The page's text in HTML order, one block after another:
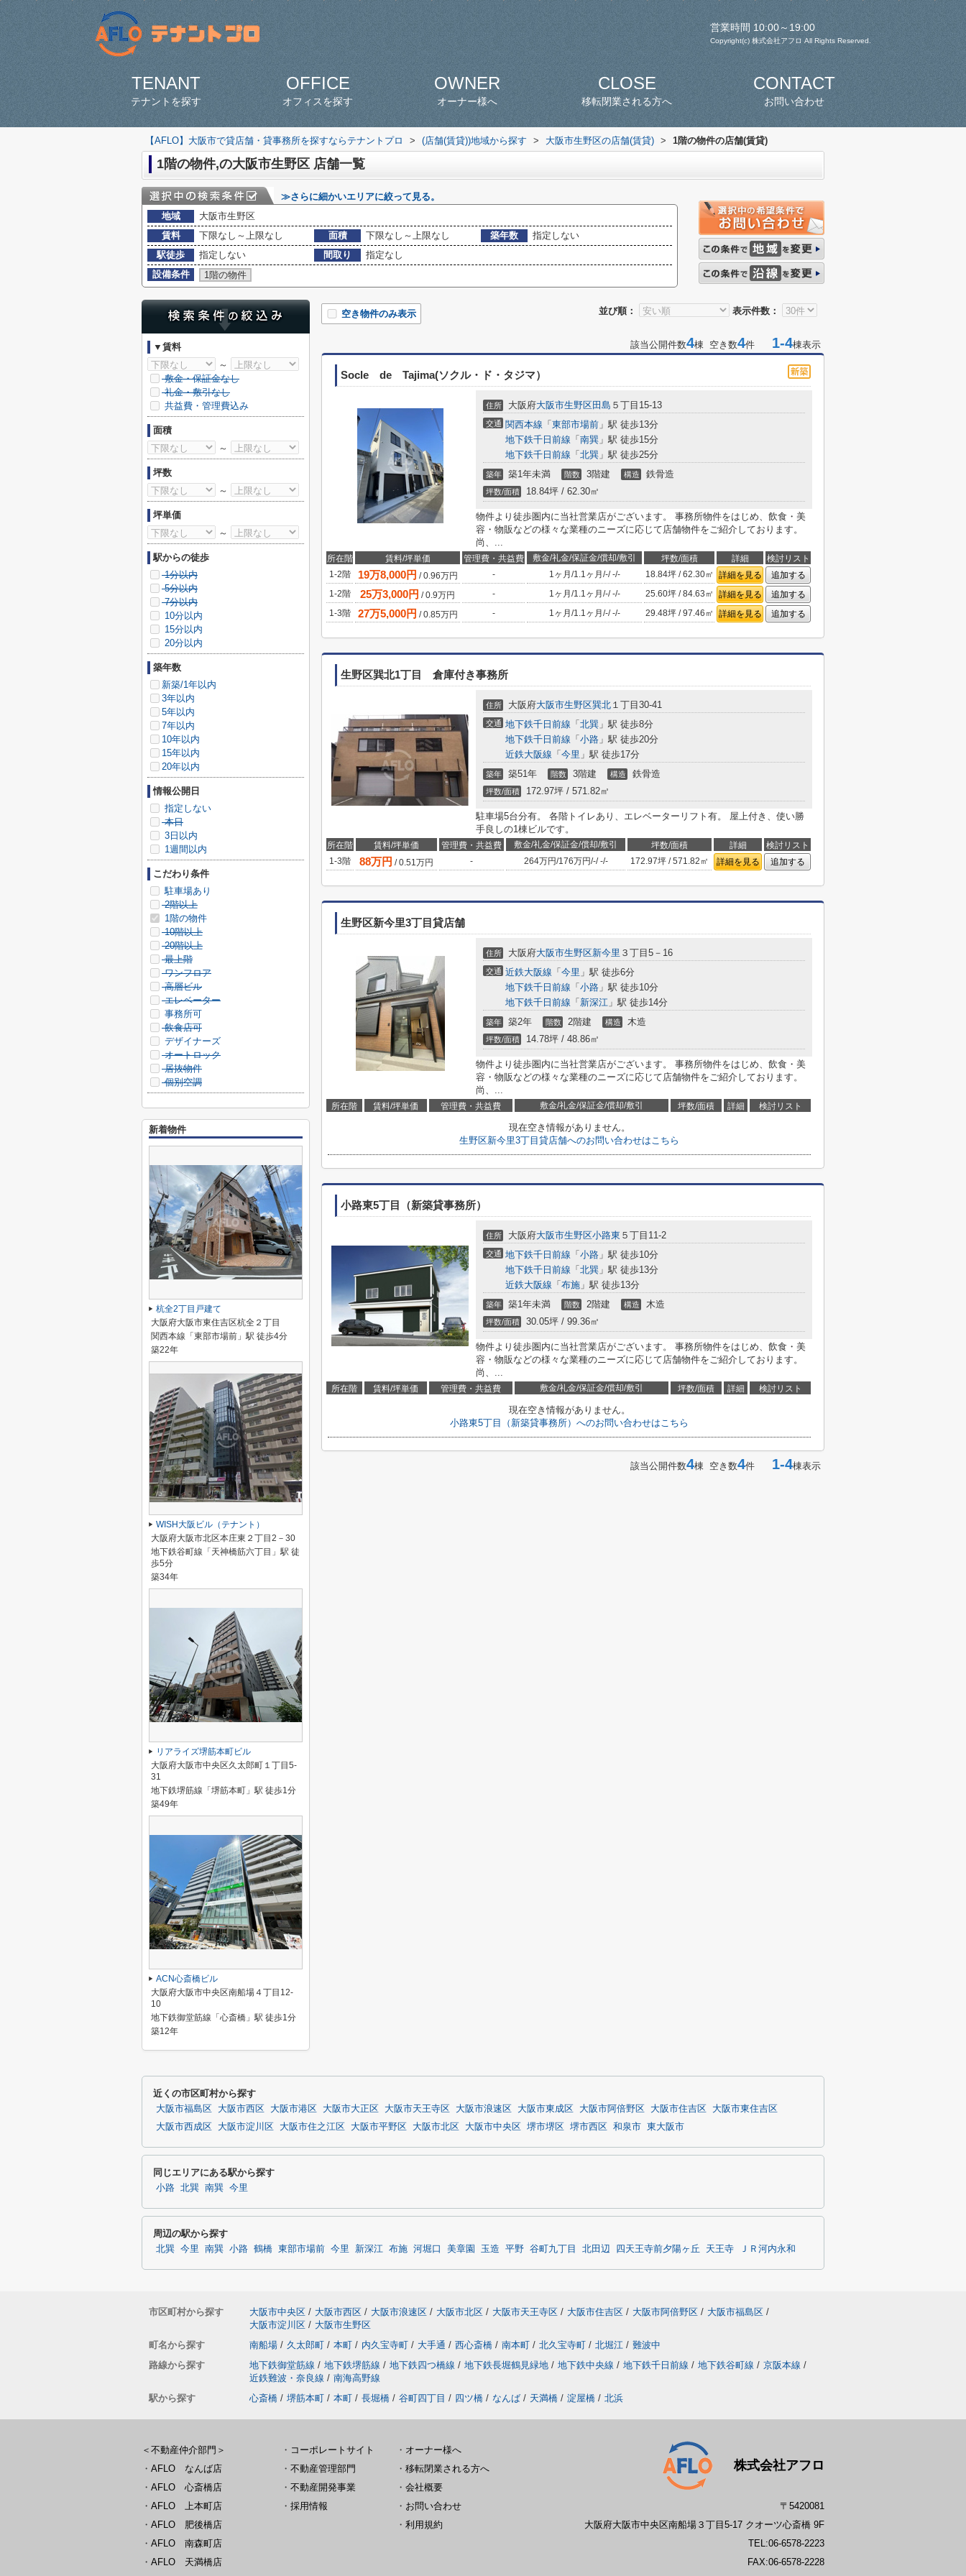
営業時間 10:00～19:00
Copyright(c) 株式会社アフロ All Rights Reserved.
TENANT
テナントを探す
OFFICE
オフィスを探す
OWNER
オーナー様へ
CLOSE
移転閉業される方へ
CONTACT
お問い合わせ
【AFLO】大阪市で貸店舗・貸事務所を探すならテナントプロ > (店舗(賃貸))地域から探す > 大阪市生野区の店舗(賃貸) > 1階の物件の店舗(賃貸)
1階の物件,の大阪市生野区 店舗一覧
≫さらに細かいエリアに絞って見る。
地域
大阪市生野区
賃料
下限なし～上限なし 面積 下限なし～上限なし 築年数
指定しない
駅徒歩
指定しない 間取り
指定なし
設備条件
1階の物件
並び順： 表示件数：
空き物件のみ表示
該当公開件数4棟 空き数4件 1-4棟表示
Socle de Tajima(ソクル・ド・タジマ）
住所 大阪府大阪市生野区田島 ５丁目15-13
交通 関西本線 「 東部市場前 」駅 徒歩13分
地下鉄千日前線 「 南巽 」駅 徒歩15分
地下鉄千日前線 「 北巽 」駅 徒歩25分
築年 築1年未満 階数 3階建 構造 鉄骨造
坪数/面積 18.84坪 / 62.30㎡
物件より徒歩圏内に当社営業店がございます。 事務所物件をはじめ、飲食・美
容・物販などの様々な業種のニーズに応じて店舗物件をご紹介しております。
尚、...
所在階 賃料/坪単価 管理費・共益費 敷金/礼金/保証金/償却/敷引 坪数/面積 詳細
検討リスト
1-2階
19万8,000円 /0.96万円 - 1ヶ月 /1.1ヶ月 /-/-/- 18.84坪 / 62.30㎡ 詳細を見る
追加する
1-2階
25万3,000円 /0.9万円 - 1ヶ月 /1.1ヶ月 /-/-/- 25.60坪 / 84.63㎡ 詳細を見る
追加する
1-3階
27万5,000円 /0.85万円 - 1ヶ月 /1.1ヶ月 /-/-/- 29.48坪 / 97.46㎡ 詳細を見る 追加する
生野区巽北1丁目 倉庫付き事務所
住所 大阪府大阪市生野区巽北 １丁目30-41
交通 地下鉄千日前線 「 北巽 」駅 徒歩8分
地下鉄千日前線 「 小路 」駅 徒歩20分
近鉄大阪線 「 今里 」駅 徒歩17分
築年 築51年 階数 3階建 構造 鉄骨造
坪数/面積 172.97坪 / 571.82㎡
駐車場5台分有。 各階トイレあり、エレベーターリフト有。 屋上付き、使い勝
手良しの1棟ビルです。
所在階 賃料/坪単価 管理費・共益費 敷金/礼金/保証金/償却/敷引 坪数/面積 詳細
検討リスト
1-3階
88万円 /0.51万円 - 264万円/176万円/-/-/- 172.97坪 / 571.82㎡ 詳細を見る 追加する
生野区新今里3丁目貸店舗
住所 大阪府大阪市生野区新今里 ３丁目5－16
交通 近鉄大阪線 「 今里 」駅 徒歩6分
地下鉄千日前線 「 小路 」駅 徒歩10分
地下鉄千日前線 「 新深江 」駅 徒歩14分
築年 築2年 階数 2階建 構造 木造
坪数/面積 14.78坪 / 48.86㎡
物件より徒歩圏内に当社営業店がございます。 事務所物件をはじめ、飲食・美
容・物販などの様々な業種のニーズに応じて店舗物件をご紹介しております。
尚、...
所在階 賃料/坪単価 管理費・共益費 敷金/礼金/保証金/償却/敷引 坪数/面積 詳細 検討リスト
現在空き情報がありません。
生野区新今里3丁目貸店舗へのお問い合わせはこちら
小路東5丁目（新築貸事務所）
住所 大阪府大阪市生野区小路東 ５丁目11-2
交通 地下鉄千日前線 「 小路 」駅 徒歩10分
地下鉄千日前線 「 北巽 」駅 徒歩13分
近鉄大阪線 「 布施 」駅 徒歩13分
築年 築1年未満 階数 2階建 構造 木造
坪数/面積 30.05坪 / 99.36㎡
物件より徒歩圏内に当社営業店がございます。 事務所物件をはじめ、飲食・美
容・物販などの様々な業種のニーズに応じて店舗物件をご紹介しております。
尚、...
所在階 賃料/坪単価 管理費・共益費 敷金/礼金/保証金/償却/敷引 坪数/面積 詳細 検討リスト
現在空き情報がありません。
小路東5丁目（新築貸事務所）へのお問い合わせはこちら
該当公開件数4棟 空き数4件 1-4棟表示
▼賃料
～
敷金・保証金なし
礼金・敷引なし
共益費・管理費込み
面積
～
坪数
～
坪単価
～
駅からの徒歩
1分以内
5分以内
7分以内
10分以内
15分以内
20分以内
築年数
新築/1年以内
3年以内
5年以内
7年以内
10年以内
15年以内
20年以内
情報公開日
指定しない
本日
3日以内
1週間以内
こだわり条件
駐車場あり
2階以上
1階の物件
10階以上
20階以上
最上階
ワンフロア
高層ビル
エレベーター
事務所可
飲食店可
デザイナーズ
オートロック
居抜物件
個別空調
新着物件
杭全2丁目戸建て
大阪府大阪市東住吉区杭全２丁目
関西本線「東部市場前」駅 徒歩4分
築22年
WISH大阪ビル（テナント）
大阪府大阪市北区本庄東２丁目2－30
地下鉄谷町線「天神橋筋六丁目」駅 徒
歩5分
築34年
リアライズ堺筋本町ビル
大阪府大阪市中央区久太郎町１丁目5-
31
地下鉄堺筋線「堺筋本町」駅 徒歩1分
築49年
ACN心斎橋ビル
大阪府大阪市中央区南船場４丁目12-
10
地下鉄御堂筋線「心斎橋」駅 徒歩1分
築12年
近くの市区町村から探す
大阪市福島区 大阪市西区 大阪市港区 大阪市大正区 大阪市天王寺区 大阪市浪速区 大阪市東成区 大阪市阿倍野区 大阪市住吉区
大阪市東住吉区
大阪市西成区
大阪市淀川区 大阪市住之江区 大阪市平野区 大阪市北区 大阪市中央区 堺市堺区 堺市西区 和泉市 東大阪市
同じエリアにある駅から探す
小路 北巽 南巽 今里
周辺の駅から探す
北巽 今里 南巽 小路 鶴橋 東部市場前 今里 新深江 布施 河堀口 美章園 玉造 平野 谷町九丁目 北田辺 四天王寺前夕陽ヶ丘 天王寺 ＪＲ河内永和
市区町村から探す 大阪市中央区 / 大阪市西区 / 大阪市浪速区 / 大阪市北区 / 大阪市天王寺区 / 大阪市住吉区 / 大阪市阿倍野区 / 大阪市福島区 /
大阪市淀川区 / 大阪市生野区
町名から探す
南船場 / 久太郎町 / 本町 / 内久宝寺町 / 大手通 / 西心斎橋 / 南本町 / 北久宝寺町 / 北堀江 / 難波中
路線から探す
地下鉄御堂筋線 / 地下鉄堺筋線 / 地下鉄四つ橋線 / 地下鉄長堀鶴見緑地 / 地下鉄中央線 / 地下鉄千日前線 / 地下鉄谷町線 / 京阪本線 /
近鉄難波・奈良線 / 南海高野線
駅から探す
心斎橋 / 堺筋本町 / 本町 / 長堀橋 / 谷町四丁目 / 四ツ橋 / なんば / 天満橋 / 淀屋橋 / 北浜
＜不動産仲介部門＞
・ AFLO なんば店
・ AFLO 心斎橋店
・ AFLO 上本町店
・ AFLO 肥後橋店
・ AFLO 南森町店
・ AFLO 天満橋店
・ コーポレートサイト
・ 不動産管理部門
・ 不動産開発事業
・ 採用情報
・ オーナー様へ
・ 移転閉業される方へ
・ 会社概要
・ お問い合わせ
・ 利用規約
株式会社アフロ
〒5420081
大阪府大阪市中央区南船場３丁目5-17 クオーツ心斎橋 9F
TEL:06-6578-2223
FAX:06-6578-2228